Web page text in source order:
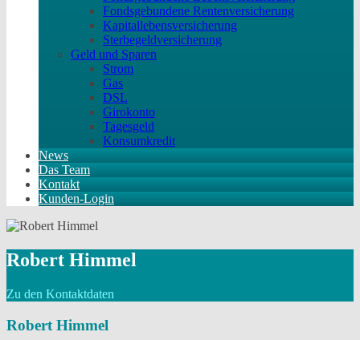
Fondsgebundene Rentenversicherung
Kapitallebensversicherung
Sterbegeldversicherung
Geld und Sparen
Strom
Gas
DSL
Girokonto
Tagesgeld
Konsumkredit
News
Das Team
Kontakt
Kunden-Login
Robert Himmel
Zu den Kontaktdaten
Robert Himmel